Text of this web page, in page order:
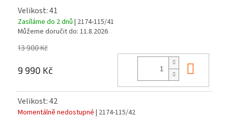
Velikost: 41
Zasíláme do 2 dnů | 2174-115/41
Můžeme doručit do: 11.8.2026
13 900 Kč
9 990 Kč
Velikost: 42
Momentálně nedostupné | 2174-115/42